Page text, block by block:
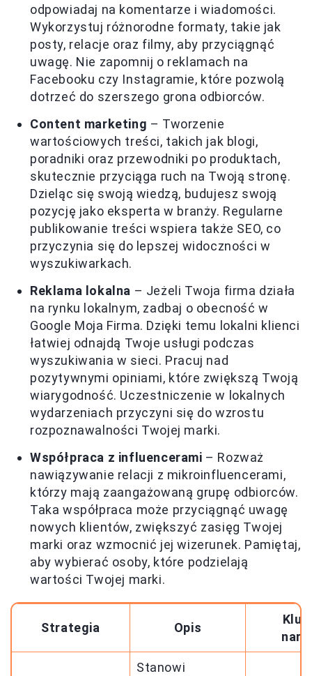
odpowiadaj na komentarze i wiadomości.
Wykorzystuj różnorodne formaty, takie jak
posty, relacje oraz filmy, aby przyciągnąć
uwagę. Nie zapomnij o reklamach na
Facebooku czy Instagramie, które pozwolą
dotrzeć do szerszego grona odbiorców.
Content marketing – Tworzenie
wartościowych treści, takich jak blogi,
poradniki oraz przewodniki po produktach,
skutecznie przyciąga ruch na Twoją stronę.
Dzieląc się swoją wiedzą, budujesz swoją
pozycję jako eksperta w branży. Regularne
publikowanie treści wspiera także SEO, co
przyczynia się do lepszej widoczności w
wyszukiwarkach.
Reklama lokalna – Jeżeli Twoja firma działa
na rynku lokalnym, zadbaj o obecność w
Google Moja Firma. Dzięki temu lokalni klienci
łatwiej odnajdą Twoje usługi podczas
wyszukiwania w sieci. Pracuj nad
pozytywnymi opiniami, które zwiększą Twoją
wiarygodność. Uczestniczenie w lokalnych
wydarzeniach przyczyni się do wzrostu
rozpoznawalności Twojej marki.
Współpraca z influencerami – Rozważ
nawiązywanie relacji z mikroinfluencerami,
którzy mają zaangażowaną grupę odbiorców.
Taka współpraca może przyciągnąć uwagę
nowych klientów, zwiększyć zasięg Twojej
marki oraz wzmocnić jej wizerunek. Pamiętaj,
aby wybierać osoby, które podzielają
wartości Twojej marki.
Strategia Opis
Stanowi